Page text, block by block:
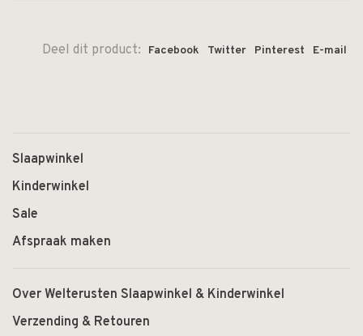
Deel dit product: Facebook Twitter Pinterest E-mail
Slaapwinkel
Kinderwinkel
Sale
Afspraak maken
Over Welterusten Slaapwinkel & Kinderwinkel
Verzending & Retouren